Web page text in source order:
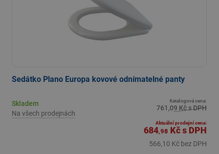
Sedátko Plano Europa kovové odnímatelné panty
Skladem
Na všech prodejnách
Katalogová cena:
761,09 Kč s DPH
Aktuální prodejní cena:
684,98 Kčs DPH
566,10 Kč bez DPH